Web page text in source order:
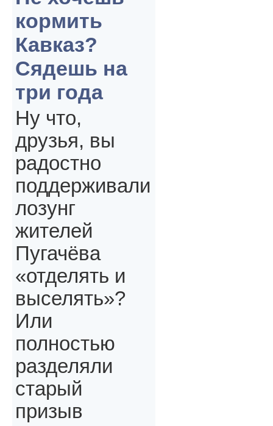
кормить
Кавказ?
Сядешь на
три года
Ну что,
друзья, вы
радостно
поддерживали
лозунг
жителей
Пугачёва
«отделять и
выселять»?
Или
полностью
разделяли
старый
призыв